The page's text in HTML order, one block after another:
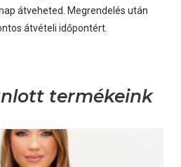
átveheted. Megrendelés után
átvételi időpontért.
termékeink